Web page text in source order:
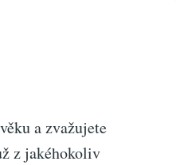
a zvažujete
z jakéhokoliv